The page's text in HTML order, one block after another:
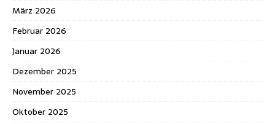
März 2026
Februar 2026
Januar 2026
Dezember 2025
November 2025
Oktober 2025